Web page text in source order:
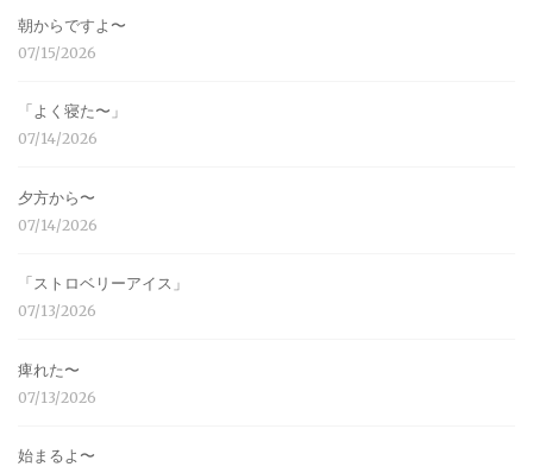
朝からですよ〜
07/15/2026
「よく寝た〜」
07/14/2026
夕方から〜
07/14/2026
「ストロベリーアイス」
07/13/2026
痺れた〜
07/13/2026
始まるよ〜